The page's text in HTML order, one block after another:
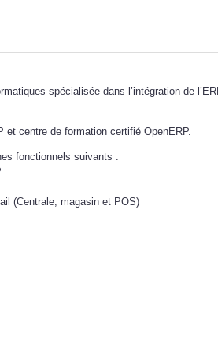
spécialisée dans l’intégration de
et centre de formation certifié OpenERP.
fonctionnels suivants :
(Centrale, magasin et POS)